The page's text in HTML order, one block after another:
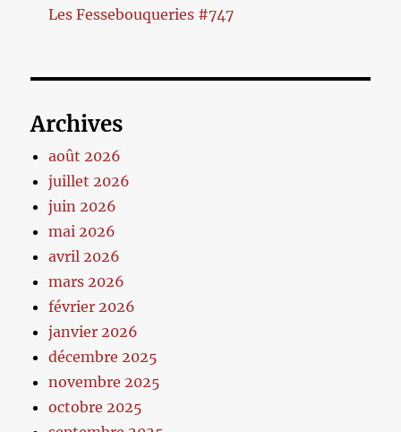
Les Fessebouqueries #747
Archives
août 2026
juillet 2026
juin 2026
mai 2026
avril 2026
mars 2026
février 2026
janvier 2026
décembre 2025
novembre 2025
octobre 2025